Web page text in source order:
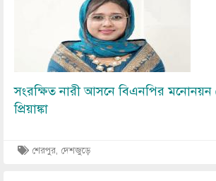
সংরক্ষিত নারী আসনে বিএনপির মনোনয়ন
প্রিয়াঙ্কা
শেরপুর, দেশজুড়ে